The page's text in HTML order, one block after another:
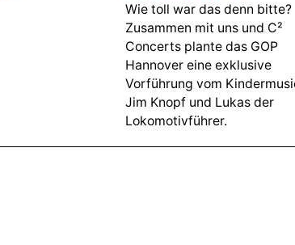
Wie toll war das denn bitte?
Zusammen mit uns und C²
Concerts plante das GOP
Hannover eine exklusive
Vorführung vom
Jim Knopf und Lukas der
Lokomotivführer.